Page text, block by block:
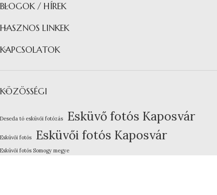
BLOGOK / HÍREK
HASZNOS LINKEK
KAPCSOLATOK
KÖZÖSSÉGI
Deseda tó esküvői fotózás Esküvő fotós Kaposvár
Esküvői fotós Esküvői fotós Kaposvár
Esküvői fotós Somogy megye